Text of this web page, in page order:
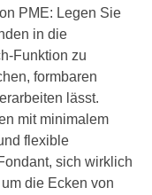
PME: Legen Sie
in die
Funktion zu
formbaren
lässt.
mit minimalem
flexible
sich wirklich
die Ecken von